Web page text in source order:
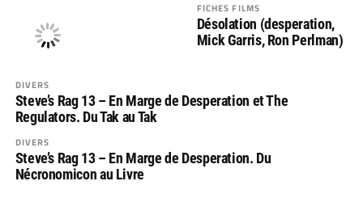
FICHES FILMS
Désolation (desperation,
Mick Garris, Ron Perlman)
DIVERS
Steve’s Rag 13 – En Marge de Desperation et The
Regulators. Du Tak au Tak
DIVERS
Steve’s Rag 13 – En Marge de Desperation. Du
Nécronomicon au Livre